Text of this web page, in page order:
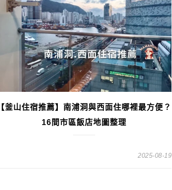
【釜山住宿推薦】南浦洞與西面住哪裡最方便？
16間市區飯店地圖整理
2025-08-19